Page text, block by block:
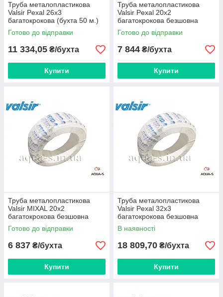
Труба металопластикова
Valsir Pexal 26х3
багатокрокова (бухта 50 м.)
Італія
Готово до відправки
11 334,05 ₴/бухта
Купити
Труба металопластикова
Valsir Pexal 20х2
багатокрокова безшовна
(бухта 100 м.) Італія
Готово до відправки
7 844 ₴/бухта
Купити
Труба металопластикова
Valsir MIXAL 20х2
багатокрокова безшовна
(бухта 100 м.) Італія
Готово до відправки
6 837 ₴/бухта
Купити
Труба металопластикова
Valsir Pexal 32х3
багатокрокова безшовна
(бухта 50 м) Італія
В наявності
18 809,70 ₴/бухта
Купити